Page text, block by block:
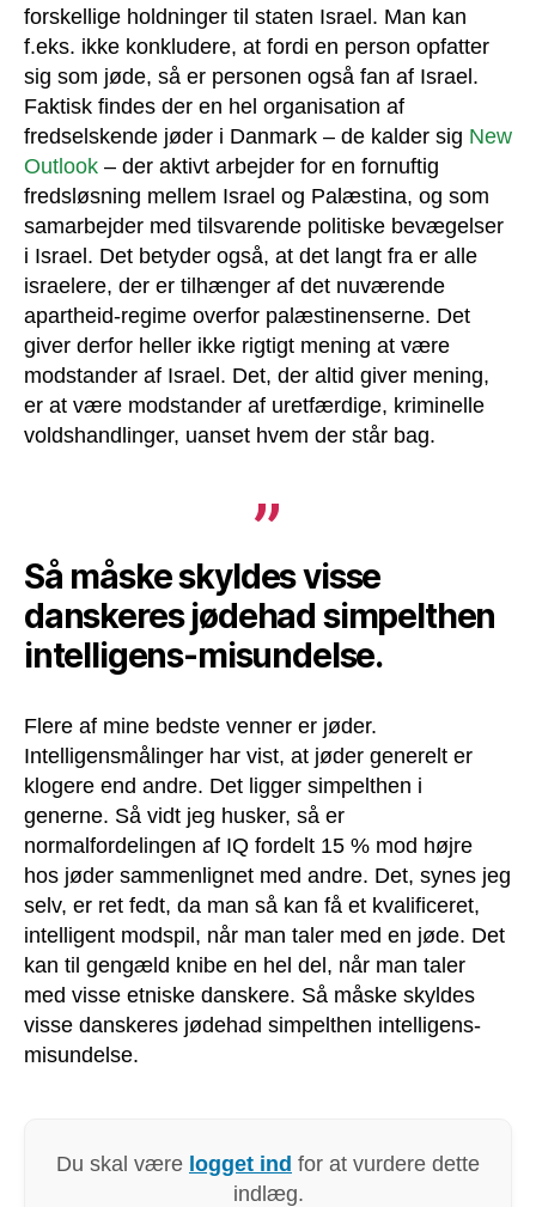
forskellige holdninger til staten Israel. Man kan
f.eks. ikke konkludere, at fordi en person opfatter
sig som jøde, så er personen også fan af Israel.
Faktisk findes der en hel organisation af
fredselskende jøder i Danmark – de kalder sig New
Outlook – der aktivt arbejder for en fornuftig
fredsløsning mellem Israel og Palæstina, og som
samarbejder med tilsvarende politiske bevægelser
i Israel. Det betyder også, at det langt fra er alle
israelere, der er tilhænger af det nuværende
apartheid-regime overfor palæstinenserne. Det
giver derfor heller ikke rigtigt mening at være
modstander af Israel. Det, der altid giver mening,
er at være modstander af uretfærdige, kriminelle
voldshandlinger, uanset hvem der står bag.
Så måske skyldes visse
danskeres jødehad simpelthen
intelligens-misundelse.
Flere af mine bedste venner er jøder.
Intelligensmålinger har vist, at jøder generelt er
klogere end andre. Det ligger simpelthen i
generne. Så vidt jeg husker, så er
normalfordelingen af IQ fordelt 15 % mod højre
hos jøder sammenlignet med andre. Det, synes jeg
selv, er ret fedt, da man så kan få et kvalificeret,
intelligent modspil, når man taler med en jøde. Det
kan til gengæld knibe en hel del, når man taler
med visse etniske danskere. Så måske skyldes
visse danskeres jødehad simpelthen intelligens-
misundelse.
Du skal være logget ind for at vurdere dette
indlæg.